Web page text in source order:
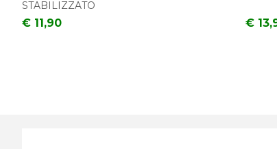
STABILIZZATO
€ 11,90 €